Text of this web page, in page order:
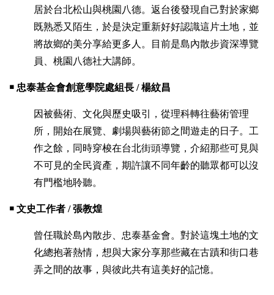
居於台北松山與桃園八德。返台後發現自己對於家鄉
既熟悉又陌生，於是決定重新好好認識這片土地，並
將故鄉的美分享給更多人。目前是島內散步資深導覽
員、桃園八德社大講師。
￭ 忠泰基金會創意學院處組長 / 楊紋昌
因被藝術、文化與歷史吸引，從理科轉往藝術管理
所，開始在展覽、劇場與藝術節之間遊走的日子。工
作之餘，同時穿梭在台北街頭導覽，介紹那些可見與
不可見的全民資產，期許讓不同年齡的聽眾都可以沒
有門檻地聆聽。
￭ 文史工作者 / 張教煌
曾任職於島內散步、忠泰基金會。對於這塊土地的文
化總抱著熱情，想與大家分享那些藏在古蹟和街口巷
弄之間的故事，與彼此共有這美好的記憶。